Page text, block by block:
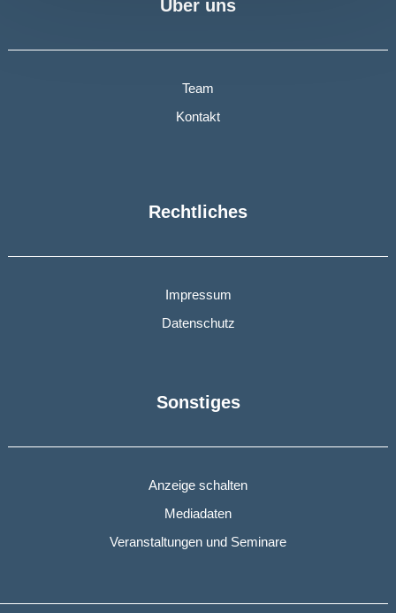
Über uns
Team
Kontakt
Rechtliches
Impressum
Datenschutz
Sonstiges
Anzeige schalten
Mediadaten
Veranstaltungen und Seminare